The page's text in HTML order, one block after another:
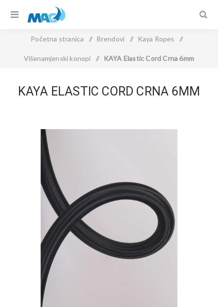
Početna stranica / Brendovi / Kaya Ropes /
Višenamjenski konopi / KAYA Elastic Cord Crna 6mm
KAYA ELASTIC CORD CRNA 6MM